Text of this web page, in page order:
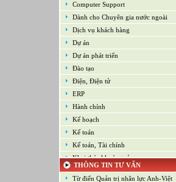
Computer Support
Dành cho Chuyên gia nước ngoài
Dịch vụ khách hàng
Dự án
Dự án phát triển
Đào tạo
Điện, Điện tử
ERP
Hành chính
Kế hoạch
Kế toán
Kế toán, Tài chính
Khai thác khoáng sản
Kiểm soát chất lượng (Game)
THÔNG TIN TƯ VẤN
Từ điển Quản trị nhân lực Anh-Việt